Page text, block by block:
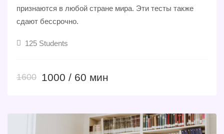
признаются в любой стране мира. Эти тесты также
сдают бессрочно.
125 Students
1600 1000 / 60 мин